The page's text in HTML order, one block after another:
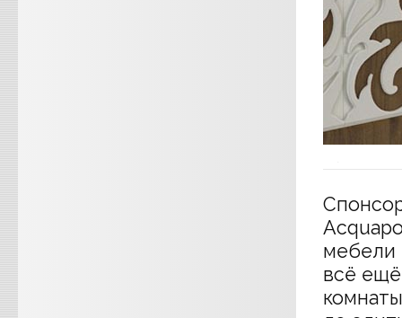
мебели
всё